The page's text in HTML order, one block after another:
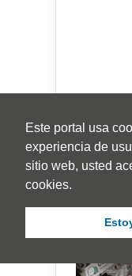
Este portal usa
experiencia de
sitio web, usted
cookies.